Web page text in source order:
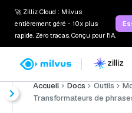
🚀 Zilliz Cloud : Milvus
entièrement géré - 10x plus
rapide. Zéro tracas. Conçu pour l'IA.
Accueil Docs Outils
Transformateurs de